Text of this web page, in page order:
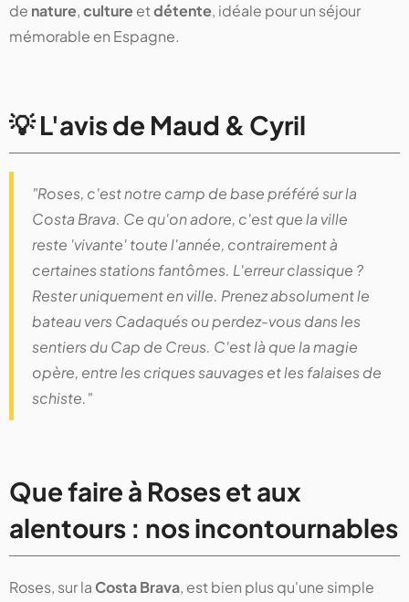
de nature,cultureetdétente, idéale pour un séjour
mémorable en Espagne.
💡 L'avis de Maud & Cyril
"Roses, c'est notre camp de base préféré sur la
Costa Brava. Ce qu'on adore, c'est que la ville
reste 'vivante' toute l'année, contrairement à
certaines stations fantômes. L'erreur classique ?
Rester uniquement en ville. Prenez absolument le
bateau vers Cadaqués ou perdez-vous dans les
sentiers du Cap de Creus. C'est là que la magie
opère, entre les criques sauvages et les falaises de
schiste."
Que faire à Roses et aux
alentours : nos incontournables
Roses, sur la Costa Brava, est bien plus qu'une simple